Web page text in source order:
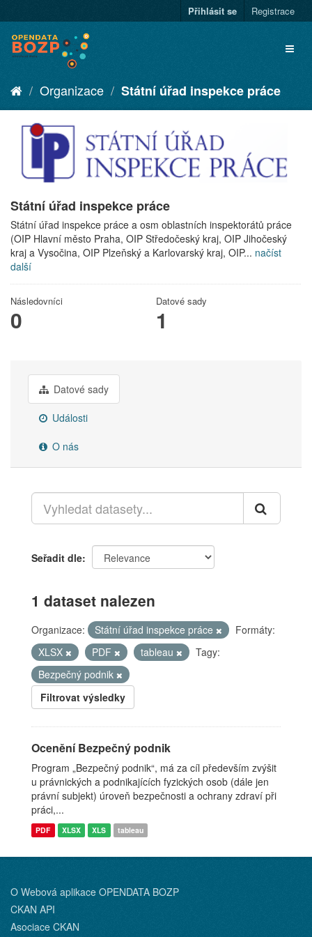
Přihlásit se Registrace
Organizace Státní úřad inspekce práce
Státní úřad inspekce práce
Státní úřad inspekce práce a osm oblastních inspektorátů práce
(OIP Hlavní město Praha, OIP Středočeský kraj, OIP Jihočeský
kraj a Vysočina, OIP Plzeňský a Karlovarský kraj, OIP... načíst
další
Následovníci
0
Datové sady
1
Datové sady
Události
O nás
Seřadit dle
1 dataset nalezen
Organizace: Státní úřad inspekce práce
Formáty:
XLSX
PDF tableau
Tagy:
Bezpečný podnik
Filtrovat výsledky
Ocenění Bezpečný podnik
Program „Bezpečný podnik“, má za cíl především zvýšit
u právnických a podnikajících fyzických osob (dále jen
právní subjekt) úroveň bezpečnosti a ochrany zdraví při
práci,...
PDF XLSX XLS tableau
O Webová aplikace OPENDATA BOZP
CKAN API
Asociace CKAN